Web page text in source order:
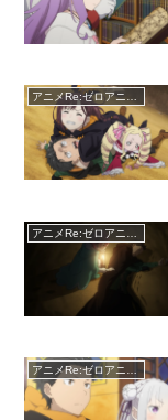
アニメRe:ゼロアニメ4期